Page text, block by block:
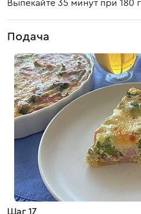
Выпекайте 35 минут при 180
Подача
Шаг 17